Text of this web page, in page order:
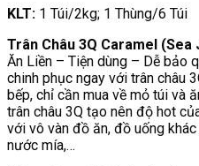
KLT: 1 Túi/2kg; 1 Thùng/6 Túi
Trân Châu 3Q Caramel (Sea
Ăn Liền – Tiện dùng – Dễ bảo
chinh phục ngay với trân châu
bếp, chỉ cần mua về mỏ túi và
trân châu 3Q tạo nên độ hot
với vô vàn đồ ăn, đồ uống
nước mía,…